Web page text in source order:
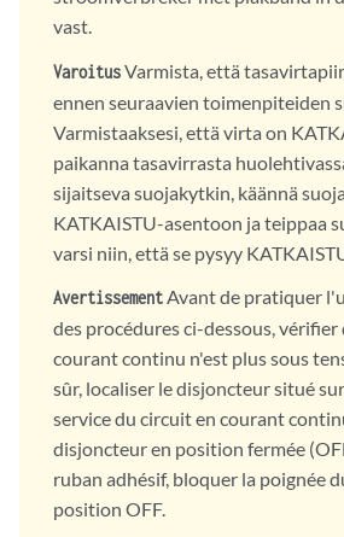
vast.
VaroitusVarmista, että
ennen seuraavien toimenpiteiden
Varmistaaksesi, että virta on
paikanna tasavirrasta
sijaitseva suojakytkin, käännä
KATKAISTU-asentoon ja teippaa
varsi niin, että se pysyy
AvertissementAvant de pratiquer
des procédures ci-dessous, vérifier
courant continu n'est plus sous
sûr, localiser le disjoncteur situé
service du circuit en courant
disjoncteur en position fermée
ruban adhésif, bloquer la poignée
position OFF.